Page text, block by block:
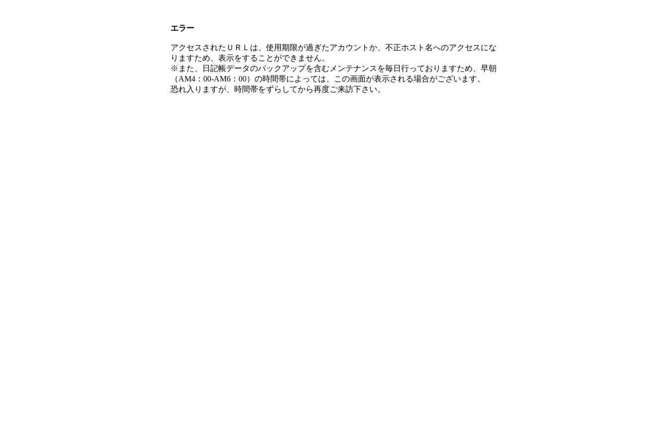
エラー
アクセスされたＵＲＬは、使用期限が過ぎたアカウントか、不正ホスト名へのアクセスにな
りますため、表示をすることができません。
※また、日記帳データのバックアップを含むメンテナンスを毎日行っておりますため、早朝
（AM4：00-AM6：00）の時間帯によっては、この画面が表示される場合がございます。
恐れ入りますが、時間帯をずらしてから再度ご来訪下さい。